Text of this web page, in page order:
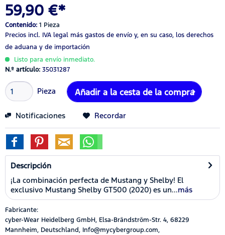
59,90 €*
Contenido: 1 Pieza
Precios incl. IVA legal más gastos de envío y, en su caso, los derechos
de aduana y de importación
Listo para envío inmediato.
N.º artículo: 35031287
Pieza Añadir a la cesta de la compra
Notificaciones Recordar
Descripción
¡La combinación perfecta de Mustang y Shelby! El
exclusivo Mustang Shelby GT500 (2020) es un...más
Fabricante:
cyber-Wear Heidelberg GmbH, Elsa-Brändström-Str. 4, 68229
Mannheim, Deutschland, Info@mycybergroup.com,